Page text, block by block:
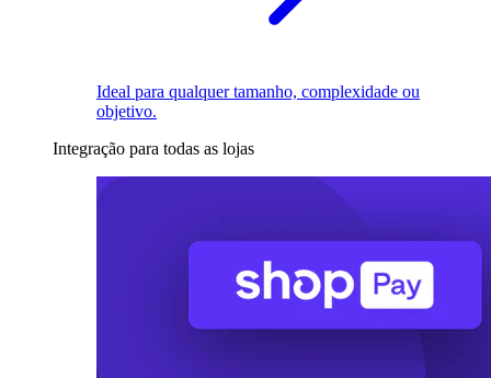
Ideal para qualquer tamanho, complexidade ou
objetivo.
Integração para todas as lojas